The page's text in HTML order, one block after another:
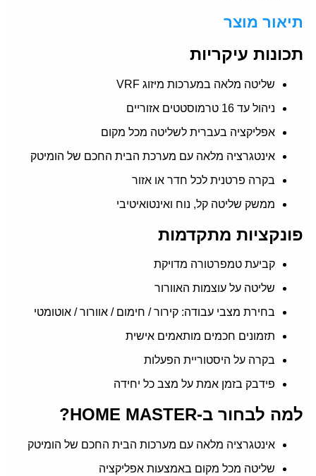
תיאור מוצר
תכונות עיקריות
שליטה מלאה במערכות מיזוג VRF
ניהול עד 16 טרמוסטטים אזוריים
אפליקציה בעברית לשליטה מכל מקום
אינטגרציה מלאה עם מערכת הבית החכם של הומיטק
בקרה פרטנית לכל חדר או אזור
ממשק שליטה קל, נוח ואינטואיטיבי
פונקציות מתקדמות
קביעת טמפרטורה מדויקת
שליטה על עוצמות האוורור
בחירת מצבי עבודה: קירור / חימום / אוורור / אוטומטי
תזמונים חכמים מותאמים אישית
בקרה על היסטוריית הפעלות
פידבק בזמן אמת על מצב כל יחידה
למה לבחור ב-HOME MASTER?
אינטגרציה מלאה עם מערכות הבית החכם של הומיטק
שליטה מכל מקום באמצעות אפליקציה